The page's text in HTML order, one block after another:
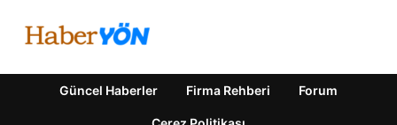
Güncel Haberler Firma Rehberi Forum